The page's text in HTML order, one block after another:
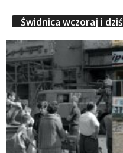
Świdnica wczoraj i dziś